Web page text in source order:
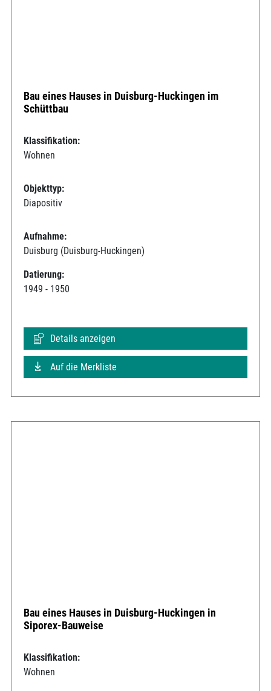
Bau eines Hauses in Duisburg-Huckingen im
Schüttbau
Klassifikation:
Wohnen
Objekttyp:
Diapositiv
Aufnahme:
Duisburg (Duisburg-Huckingen)
Datierung:
1949 - 1950
Details anzeigen
Auf die Merkliste
Bau eines Hauses in Duisburg-Huckingen in
Siporex-Bauweise
Klassifikation:
Wohnen